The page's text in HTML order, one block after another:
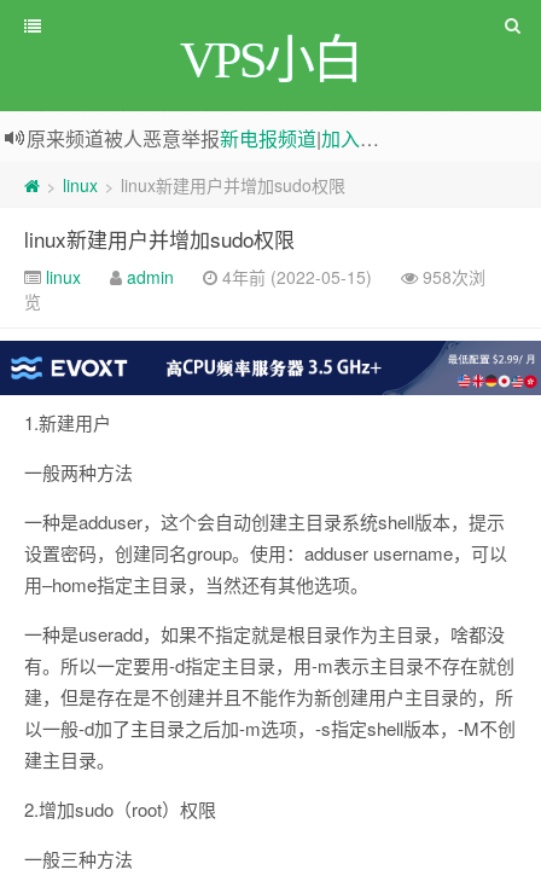
VPS小白
原来频道被人恶意举报新电报频道|加入电报群
> linux > linux新建用户并增加sudo权限
linux新建用户并增加sudo权限
linux admin 4年前 (2022-05-15)
958次浏
览
1.新建用户
一般两种方法
一种是adduser，这个会自动创建主目录系统shell版本，提示
设置密码，创建同名group。使用：adduser username，可以
用–home指定主目录，当然还有其他选项。
一种是useradd，如果不指定就是根目录作为主目录，啥都没
有。所以一定要用-d指定主目录，用-m表示主目录不存在就创
建，但是存在是不创建并且不能作为新创建用户主目录的，所
以一般-d加了主目录之后加-m选项，-s指定shell版本，-M不创
建主目录。
2.增加sudo（root）权限
一般三种方法